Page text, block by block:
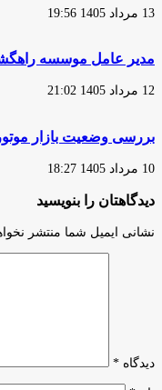
13 مرداد 1405 19:56
مدیر عامل موسسه
12 مرداد 1405 21:02
بررسی وضعیت بازار
10 مرداد 1405 18:27
دیدگاهتان را بنویسید
نشانی ایمیل شما منتشر
دیدگاه *